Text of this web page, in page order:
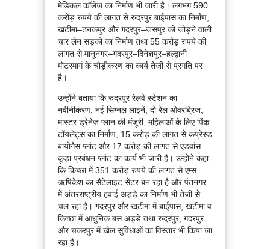
मेडिकल कॉलेज का निर्माण भी जारी है। लगभग 590
करोड़ रुपये की लागत से रुद्रपुर बाईपास का निर्माण,
खटीमा–टनकपुर और गदरपुर–जसपुर को जोड़ने वाली
चार लेन सड़कों का निर्माण तथा 55 करोड़ रुपये की
लागत से मानूनगर–गदरपुर–दिनेशपुर–हल्द्वानी
मोटरमार्ग के चौड़ीकरण का कार्य तेजी से प्रगति पर
है।
उन्होंने बताया कि रुद्रपुर रेलवे स्टेशन का
नवीनीकरण, नई सिग्नल लाइनें, दो रेल ओवरब्रिज,
मास्टर ड्रेनेज प्लान की मंजूरी, महिलाओं के लिए पिंक
टॉयलेट्स का निर्माण, 15 करोड़ की लागत से कंप्रेस्ड
बायोगैस प्लांट और 17 करोड़ की लागत से एडवांस
कूड़ा प्रबंधन प्लांट का कार्य भी जारी है। उन्होंने कहा
कि किच्छा में 351 करोड़ रुपये की लागत से एम्स
ऋषिकेश का सैटेलाइट सेंटर बन रहा है और पंतनगर
में अंतरराष्ट्रीय हवाई अड्डे का निर्माण भी तेजी से
चल रहा है। गदरपुर और खटीमा में बाईपास, खटीमा व
किच्छा में आधुनिक बस अड्डे तथा रुद्रपुर, गदरपुर
और चकरपुर में खेल सुविधाओं का विस्तार भी किया जा
रहा है।